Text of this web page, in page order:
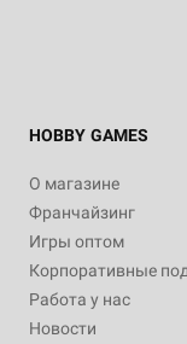
HOBBY GAMES
О магазине
Франчайзинг
Игры оптом
Корпоративные
Работа у нас
Новости